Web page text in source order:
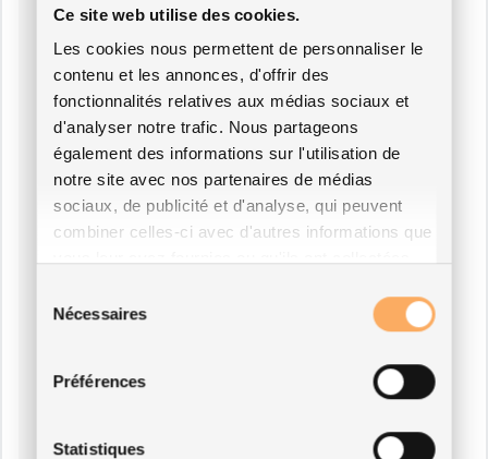
Ce site web utilise des cookies.
Les cookies nous permettent de personnaliser le
contenu et les annonces, d'offrir des
fonctionnalités relatives aux médias sociaux et
d'analyser notre trafic. Nous partageons
également des informations sur l'utilisation de
notre site avec nos partenaires de médias
sociaux, de publicité et d'analyse, qui peuvent
combiner celles-ci avec d'autres informations que
Nécessaires
Préférences
Statistiques